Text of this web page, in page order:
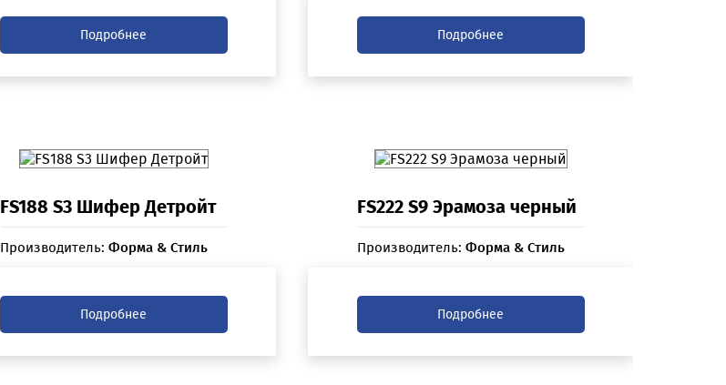
Подробнее Подробнее
FS188 S3 Шифер Детройт
Производитель: Форма & Стиль
Подробнее
FS222 S9 Эрамоза черный
Производитель: Форма & Стиль
Подробнее